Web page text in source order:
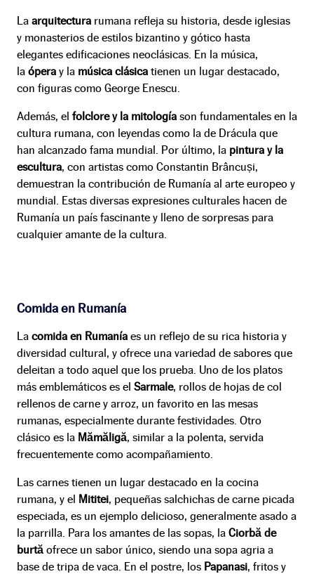
La arquitectura rumana refleja su historia, desde iglesias
y monasterios de estilos bizantino y gótico hasta
elegantes edificaciones neoclásicas. En la música,
la ópera y la música clásica tienen un lugar destacado,
con figuras como George Enescu.
Además, el folclore y la mitología son fundamentales en la
cultura rumana, con leyendas como la de Drácula que
han alcanzado fama mundial. Por último, la pintura y la
escultura, con artistas como Constantin Brâncuși,
demuestran la contribución de Rumanía al arte europeo y
mundial. Estas diversas expresiones culturales hacen de
Rumanía un país fascinante y lleno de sorpresas para
cualquier amante de la cultura.
Comida en Rumanía
La comida en Rumanía es un reflejo de su rica historia y
diversidad cultural, y ofrece una variedad de sabores que
deleitan a todo aquel que los prueba. Uno de los platos
más emblemáticos es el Sarmale, rollos de hojas de col
rellenos de carne y arroz, un favorito en las mesas
rumanas, especialmente durante festividades. Otro
clásico es la Mămăligă, similar a la polenta, servida
frecuentemente como acompañamiento.
Las carnes tienen un lugar destacado en la cocina
rumana, y el Mititei, pequeñas salchichas de carne picada
especiada, es un ejemplo delicioso, generalmente asado a
la parrilla. Para los amantes de las sopas, la Ciorbă de
burtă ofrece un sabor único, siendo una sopa agria a
base de tripa de vaca. En el postre, los Papanasi, fritos y